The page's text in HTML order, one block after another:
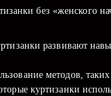
без «женского
развивают
методов,
куртизанки